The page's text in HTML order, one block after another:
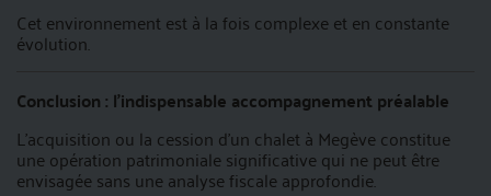
Cet environnement est à la fois complexe et en constante
évolution.
Conclusion : l’indispensable accompagnement préalable
L’acquisition ou la cession d’un chalet à Megève constitue
une opération patrimoniale significative qui ne peut être
envisagée sans une analyse fiscale approfondie.